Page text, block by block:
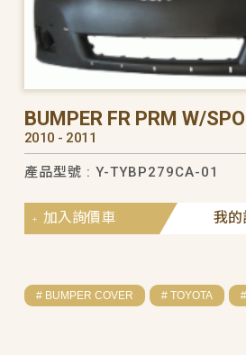
BUMPER FR PRM W/
2010 - 2011
產品型號 : Y-TYBP279CA-01
我的
加入詢價車
# BUMPER COVER # TOYOTA